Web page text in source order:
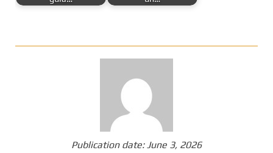
Publication date:June 3, 2026